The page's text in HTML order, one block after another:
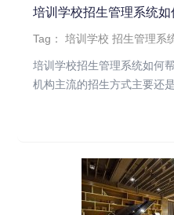
培训学校招生管理系统
Tag：培训学校 招生管理系
培训学校招生管理系统如何
机构主流的招生方式主要还